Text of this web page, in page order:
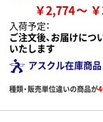
￥2,774
入荷予定：
ご注文後、お届けにつ
いたします
アスクル在庫商品
種類・販売単位違いの商品が